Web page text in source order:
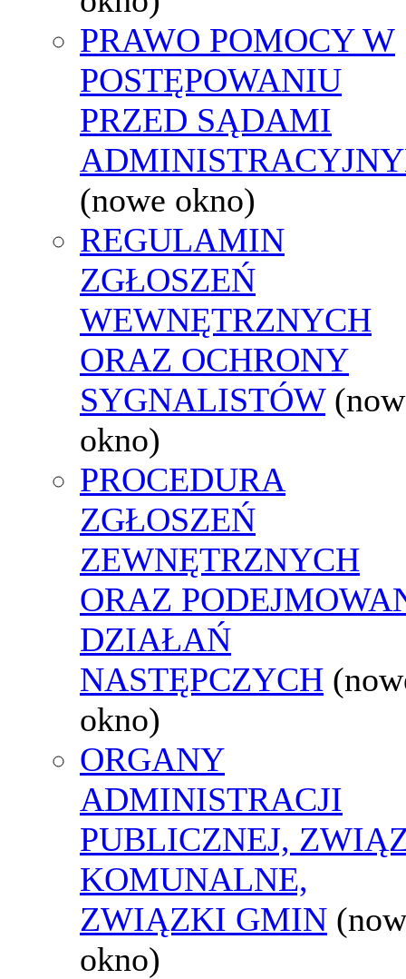
PRAWO POMOCY W
POSTĘPOWANIU
PRZED SĄDAMI
(nowe okno)
REGULAMIN
ZGŁOSZEŃ
WEWNĘTRZNYCH
ORAZ OCHRONY
SYGNALISTÓW
okno)
PROCEDURA
ZGŁOSZEŃ
ZEWNĘTRZNYCH
ORAZ
DZIAŁAŃ
NASTĘPCZYCH
okno)
ORGANY
ADMINISTRACJI
PUBLICZNEJ,
KOMUNALNE,
ZWIĄZKI GMIN
okno)